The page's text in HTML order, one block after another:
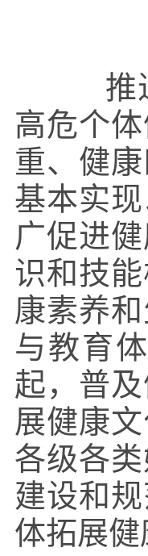
推进
高危个
重、健
基本实
广促进
识和技
康素养
与教育
起，普
展健康
各级各
建设和
体拓展